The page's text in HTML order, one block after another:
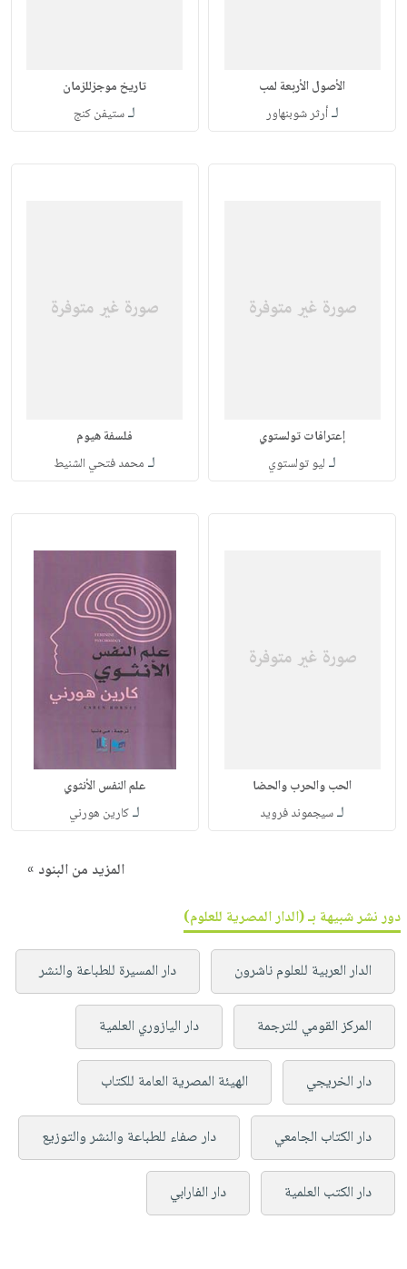
الأصول الأربعة لمب
لـأرثر شوبنهاور
تاريخ موجزللزمان
لـستيفن كنج
إعترافات تولستوي
لـ ليو تولستوي
فلسفة هيوم
لـ محمد فتحي الشنيط
الحب والحرب والحضا
لـسيجموند فرويد
علم النفس الأنثوي
لـكارين هورني
المزيد من البنود »
دور نشر شبيهة بـ (الدار المصرية للعلوم)
الدار العربية للعلوم ناشرون دار المسيرة للطباعة والنشر
المركز القومي للترجمة دار اليازوري العلمية
دار الخريجي الهيئة المصرية العامة للكتاب
دار الكتاب الجامعي دار صفاء للطباعة والنشر والتوزيع
دار الكتب العلمية دار الفارابي